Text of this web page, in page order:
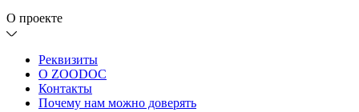
О проекте
Реквизиты
О ZOODOC
Контакты
Почему нам можно доверять